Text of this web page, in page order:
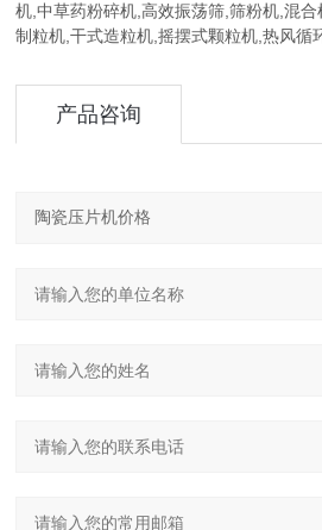
机,中草药粉碎机,高效振荡筛,筛粉机,混
制粒机,干式造粒机,摇摆式颗粒机,热风循
产品咨询